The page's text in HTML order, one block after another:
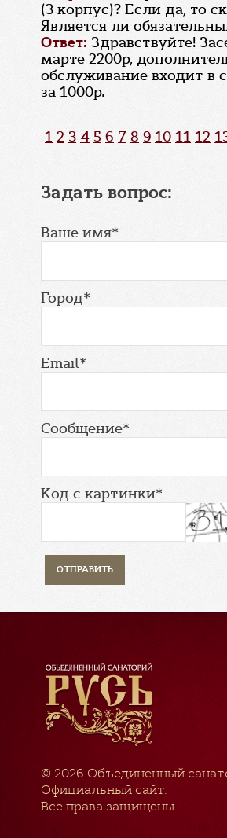
(3 корпус)? Если да, то
Является ли
Ответ: Здравствуйте!
марте 2200р,
обслуживание входит в
за 1000р.
1 2 3 4 5 6 7 8 9 10 11 12
Задать вопрос:
Ваше имя*
Город*
Email*
Сообщение*
Код с картинки*
© 2026 Объединенный
Официальный сайт.
Все права защищены.